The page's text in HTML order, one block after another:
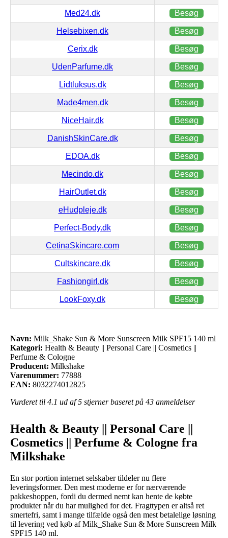
Med24.dk Besøg
Helsebixen.dk Besøg
Cerix.dk Besøg
UdenParfume.dk Besøg
Lidtluksus.dk Besøg
Made4men.dk Besøg
NiceHair.dk Besøg
DanishSkinCare.dk Besøg
EDOA.dk Besøg
Mecindo.dk Besøg
HairOutlet.dk Besøg
eHudpleje.dk Besøg
Perfect-Body.dk Besøg
CetinaSkincare.com Besøg
Cultskincare.dk Besøg
Fashiongirl.dk Besøg
LookFoxy.dk Besøg
Navn: Milk_Shake Sun & More Sunscreen Milk SPF15 140 ml
Kategori: Health & Beauty || Personal Care || Cosmetics ||
Perfume & Cologne
Producent: Milkshake
Varenummer: 77888
EAN: 8032274012825
Vurderet til 4.1 ud af 5 stjerner baseret på 43 anmeldelser
Health & Beauty || Personal Care ||
Cosmetics || Perfume & Cologne fra
Milkshake
En stor portion internet selskaber tildeler nu flere
leveringsformer. Den mest moderne er for nærværende
pakkeshoppen, fordi du dermed nemt kan hente de købte
produkter når du har mulighed for det. Fragttypen er altså ret
smertefri, samt i mange tilfælde også den mest betalelige løsning
til levering ved køb af Milk_Shake Sun & More Sunscreen Milk
SPF15 140 ml.